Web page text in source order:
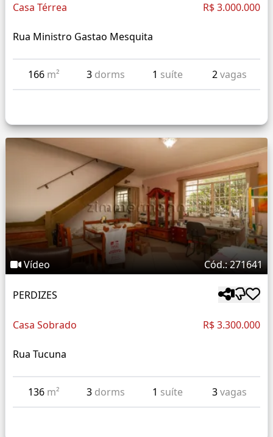
Casa Térrea R$ 3.000.000
Rua Ministro Gastao Mesquita
166 m² 3 dorms 1 suíte 2vagas
Vídeo Cód.: 271641
PERDIZES
Casa Sobrado R$ 3.300.000
Rua Tucuna
136 m² 3 dorms 1 suíte 3vagas